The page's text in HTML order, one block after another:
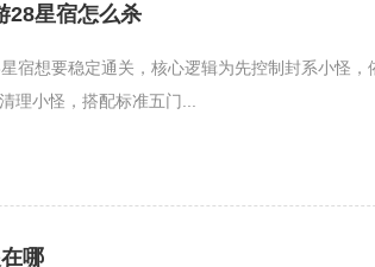
28星宿怎么杀
宿想要稳定通关，核心逻辑为先控制封系小怪，
理小怪，搭配标准五门...
哪